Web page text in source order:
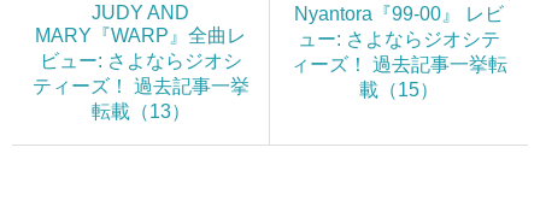
JUDY AND
MARY『WARP』全曲レ
ビュー: さよならジオシ
ティーズ！ 過去記事一挙
転載（13）
Nyantora『99-00』 レビ
ュー: さよならジオシテ
ィーズ！ 過去記事一挙転
載（15）